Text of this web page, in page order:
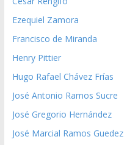
Ezequiel Zamora
Francisco de Miranda
Henry Pittier
Hugo Rafael Chávez Frías
José Antonio Ramos Sucre
José Gregorio Hernández
José Marcial Ramos Guedez